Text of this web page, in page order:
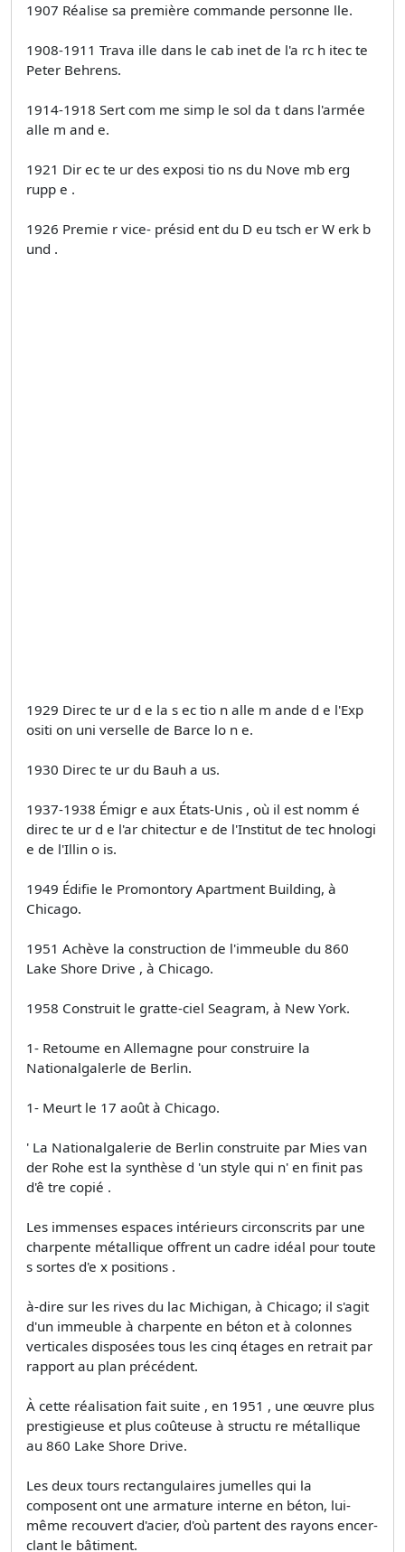
1907 Réalise sa première commande personne lle.
1908-1911 Trava ille dans le cab inet de l'a rc h itec te
Peter Behrens.
1914-1918 Sert com me simp le sol da t dans l'armée
alle m and e.
1921 Dir ec te ur des exposi tio ns du Nove mb erg
rupp e .
1926 Premie r vice- présid ent du D eu tsch er W erk b
und .
1929 Direc te ur d e la s ec tio n alle m ande d e l'Exp
ositi on uni verselle de Barce lo n e.
1930 Direc te ur du Bauh a us.
1937-1938 Émigr e aux États-Unis , où il est nomm é
direc te ur d e l'ar chitectur e de l'Institut de tec hnologi
e de l'Illin o is.
1949 Édifie le Promontory Apartment Building, à
Chicago.
1951 Achève la construction de l'immeuble du 860
Lake Shore Drive , à Chicago.
1958 Construit le gratte-ciel Seagram, à New York.
1- Retoume en Allemagne pour construire la
Nationalgalerle de Berlin.
1- Meurt le 17 août à Chicago.
' La Nationalgalerie de Berlin construite par Mies van
der Rohe est la synthèse d 'un style qui n' en finit pas
d'ê tre copié .
Les immenses espaces intérieurs circonscrits par une
charpente métallique offrent un cadre idéal pour toute
s sortes d'e x positions .
à-dire sur les rives du lac Michigan, à Chicago; il s'agit
d'un immeuble à charpente en béton et à colonnes
verticales disposées tous les cinq étages en retrait par
rapport au plan précédent.
À cette réalisation fait suite , en 1951 , une œuvre plus
prestigieuse et plus coûteuse à structu­ re métallique
au 860 Lake Shore Drive.
Les deux tours rectangulaires jumelles qui la
composent ont une armature interne en béton, lui-
même recouvert d'acier, d'où partent des rayons encer­
clant le bâtiment.